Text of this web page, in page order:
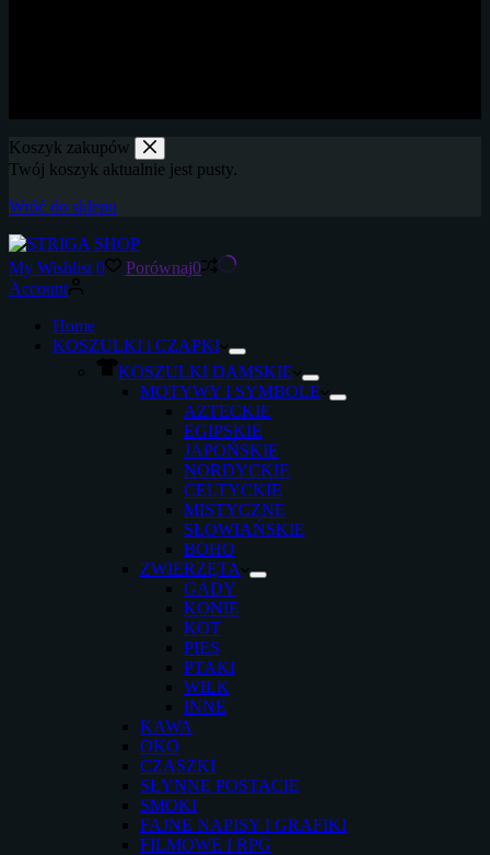
Koszyk zakupów
Twój koszyk aktualnie jest pusty.
Wróć do sklepu
My Wishlist 0 Porównaj0
Account
Home
KOSZULKI i CZAPKI
KOSZULKI DAMSKIE
MOTYWY I SYMBOLE
AZTECKIE
EGIPSKIE
JAPOŃSKIE
NORDYCKIE
CELTYCKIE
MISTYCZNE
SŁOWIAŃSKIE
BOHO
ZWIERZĘTA
GADY
KONIE
KOT
PIES
PTAKI
WILK
INNE
KAWA
OKO
CZASZKI
SŁYNNE POSTACIE
SMOKI
FAJNE NAPISY I GRAFIKI
FILMOWE I RPG